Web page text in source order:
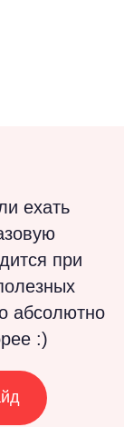
ехать
при
абсолютно
:)